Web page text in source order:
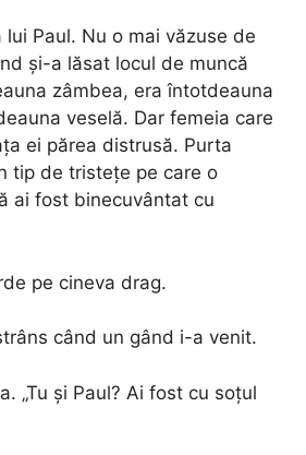
lui Paul. Nu o mai văzuse de
și-a lăsat locul de muncă
zâmbea, era întotdeauna
veselă. Dar femeia care
ei părea distrusă. Purta
tip de tristețe pe care o
ai fost binecuvântat cu
pe cineva drag.
când un gând i-a venit.
„Tu și Paul? Ai fost cu soțul